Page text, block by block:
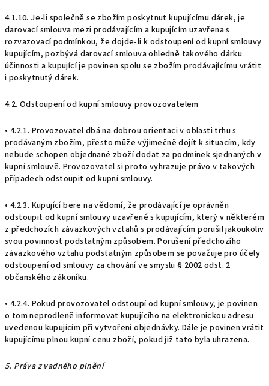
4.1.10. Je-li společně se zbožím poskytnut kupujícímu dárek, je
darovací smlouva mezi prodávajícím a kupujícím uzavřena s
rozvazovací podmínkou, že dojde-li k odstoupení od kupní smlouvy
kupujícím, pozbývá darovací smlouva ohledně takového dárku
účinnosti a kupující je povinen spolu se zbožím prodávajícímu vrátit
i poskytnutý dárek.
4.2. Odstoupení od kupní smlouvy provozovatelem
• 4.2.1. Provozovatel dbá na dobrou orientaci v oblasti trhu s
prodávaným zbožím, přesto může výjimečně dojít k situacím, kdy
nebude schopen objednané zboží dodat za podmínek sjednaných v
kupní smlouvě. Provozovatel si proto vyhrazuje právo v takových
případech odstoupit od kupní smlouvy.
• 4.2.3. Kupující bere na vědomí, že prodávající je oprávněn
odstoupit od kupní smlouvy uzavřené s kupujícím, který v některém
z předchozích závazkových vztahů s prodávajícím porušil jakoukoliv
svou povinnost podstatným způsobem. Porušení předchozího
závazkového vztahu podstatným způsobem se považuje pro účely
odstoupení od smlouvy za chování ve smyslu § 2002 odst. 2
občanského zákoníku.
• 4.2.4. Pokud provozovatel odstoupí od kupní smlouvy, je povinen
o tom neprodleně informovat kupujícího na elektronickou adresu
uvedenou kupujícím při vytvoření objednávky. Dále je povinen vrátit
kupujícímu plnou kupní cenu zboží, pokud již tato byla uhrazena.
5. Práva z vadného plnění